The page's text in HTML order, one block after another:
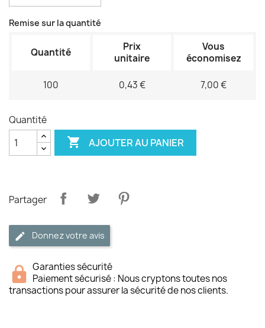
Remise sur la quantité
Quantité
Prix
unitaire
Vous
économisez
100 0,43 € 7,00 €
Quantité
 AJOUTER AU PANIER
Partager
Donnez votre avis
Garanties sécurité
Paiement sécurisé : Nous cryptons toutes nos
transactions pour assurer la sécurité de nos clients.